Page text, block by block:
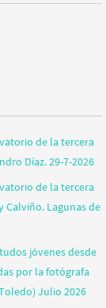
de la tercera
Díaz. 29-7-2026
de la tercera
Calviño. Lagunas de
jóvenes desde
por la fotógrafa
Julio 2026